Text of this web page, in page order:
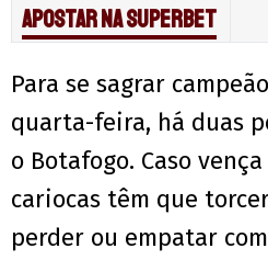
Apostar na Superbet
Para se sagrar
quarta-feira, há duas
o Botafogo. Caso
cariocas têm que
perder ou empatar